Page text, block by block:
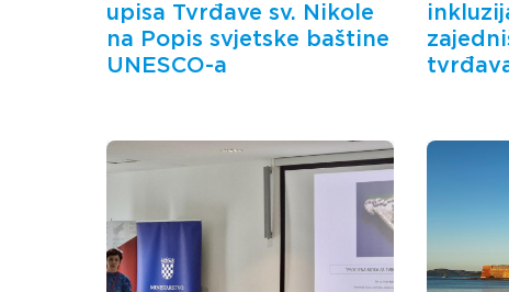
upisa Tvrđave sv. Nikole
na Popis svjetske baštine
UNESCO-a